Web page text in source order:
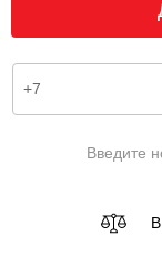
Введите